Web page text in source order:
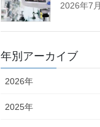
2026年7
年別アーカイブ
2026年
2025年